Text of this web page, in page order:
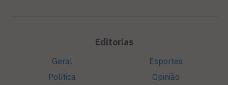
Editorias
Geral
Política
Esportes
Opinião